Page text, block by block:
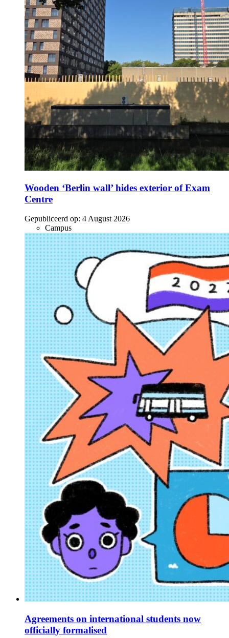
Wooden ‘Berlin wall’ hides exterior of Exam
Centre
Gepubliceerd op: 4 August 2026
Campus
Agreements on international students now
officially formalised